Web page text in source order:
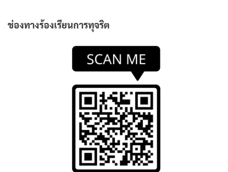
ช่องทางร้องเรียนการทุจริต